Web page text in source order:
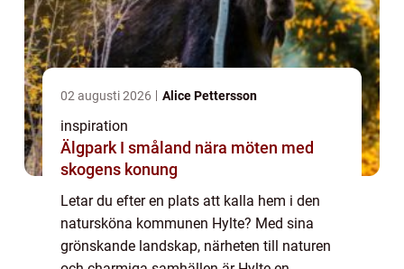
02 augusti 2026 Alice Pettersson
inspiration
Älgpark I småland nära möten med
skogens konung
Letar du efter en plats att kalla hem i den
natursköna kommunen Hylte? Med sina
grönskande landskap, närheten till naturen